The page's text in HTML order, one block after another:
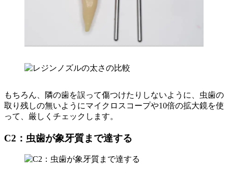
もちろん、隣の歯を誤って傷つけたりしないように、虫歯の
取り残しの無いようにマイクロスコープや10倍の拡大鏡を使
って、厳しくチェックします。
C2：虫歯が象牙質まで達する